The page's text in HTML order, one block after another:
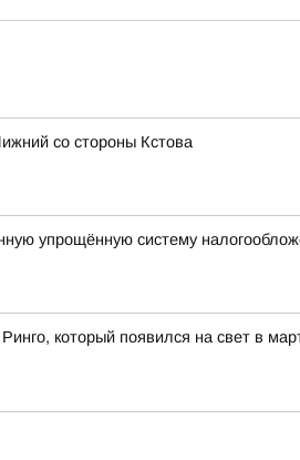
со стороны Кстова
упрощённую систему
который появился на свет в